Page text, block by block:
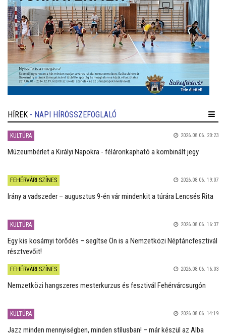
HÍREK - NAPI HÍRÖSSZEFOGLALÓ
KULTÚRA 2026.08.06. 20:23
Múzeumbérlet a Királyi Napokra - féláronkapható a kombinált jegy
FEHÉRVÁRI SZÍNES 2026.08.06. 19:07
Irány a vadszeder – augusztus 9-én vár mindenkit a túrára Lencsés Rita
KULTÚRA 2026.08.06. 16:37
Egy kis kosárnyi törődés – segítse Ön is a Nemzetközi Néptáncfesztivál
résztvevőit!
FEHÉRVÁRI SZÍNES 2026.08.06. 16:03
Nemzetközi hangszeres mesterkurzus és fesztivál Fehérvárcsurgón
KULTÚRA 2026.08.06. 14:19
Jazz minden mennyiségben, minden stílusban! – már készül az Alba